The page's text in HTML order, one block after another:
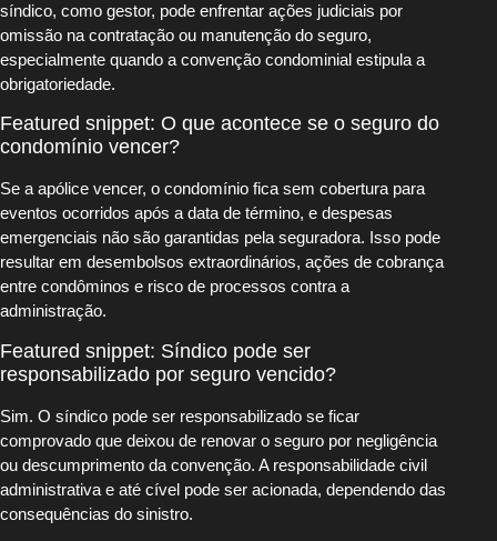
síndico, como gestor, pode enfrentar ações judiciais por
omissão na contratação ou manutenção do seguro,
especialmente quando a convenção condominial estipula a
obrigatoriedade.
Featured snippet: O que acontece se o seguro do
condomínio vencer?
Se a apólice vencer, o condomínio fica sem cobertura para
eventos ocorridos após a data de término, e despesas
emergenciais não são garantidas pela seguradora. Isso pode
resultar em desembolsos extraordinários, ações de cobrança
entre condôminos e risco de processos contra a
administração.
Featured snippet: Síndico pode ser
responsabilizado por seguro vencido?
Sim. O síndico pode ser responsabilizado se ficar
comprovado que deixou de renovar o seguro por negligência
ou descumprimento da convenção. A responsabilidade civil
administrativa e até cível pode ser acionada, dependendo das
consequências do sinistro.